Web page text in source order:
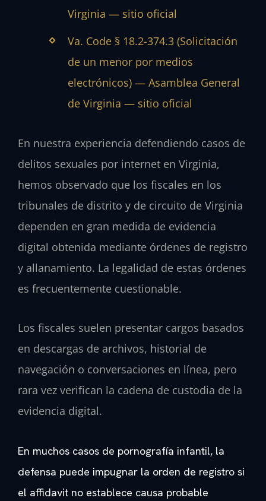
Virginia — sitio oficial
Va. Code § 18.2-374.3 (Solicitación
de un menor por medios
electrónicos) — Asamblea General
de Virginia — sitio oficial
En nuestra experiencia defendiendo casos de
delitos sexuales por internet en Virginia,
hemos observado que los fiscales en los
tribunales de distrito y de circuito de Virginia
dependen en gran medida de evidencia
digital obtenida mediante órdenes de registro
y allanamiento. La legalidad de estas órdenes
es frecuentemente cuestionable.
Los fiscales suelen presentar cargos basados
en descargas de archivos, historial de
navegación o conversaciones en línea, pero
rara vez verifican la cadena de custodia de la
evidencia digital.
En muchos casos de pornografía infantil, la
defensa puede impugnar la orden de registro si
el affidavit no establece causa probable